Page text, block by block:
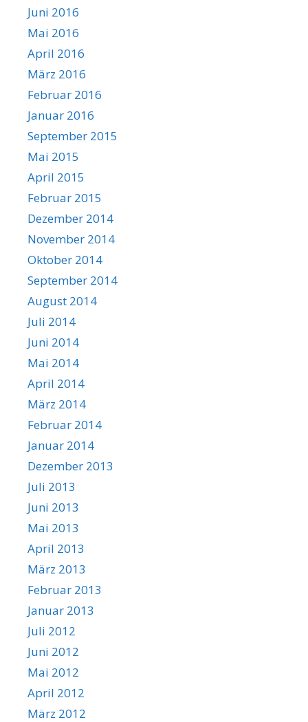
Juni 2016
Mai 2016
April 2016
März 2016
Februar 2016
Januar 2016
September 2015
Mai 2015
April 2015
Februar 2015
Dezember 2014
November 2014
Oktober 2014
September 2014
August 2014
Juli 2014
Juni 2014
Mai 2014
April 2014
März 2014
Februar 2014
Januar 2014
Dezember 2013
Juli 2013
Juni 2013
Mai 2013
April 2013
März 2013
Februar 2013
Januar 2013
Juli 2012
Juni 2012
Mai 2012
April 2012
März 2012